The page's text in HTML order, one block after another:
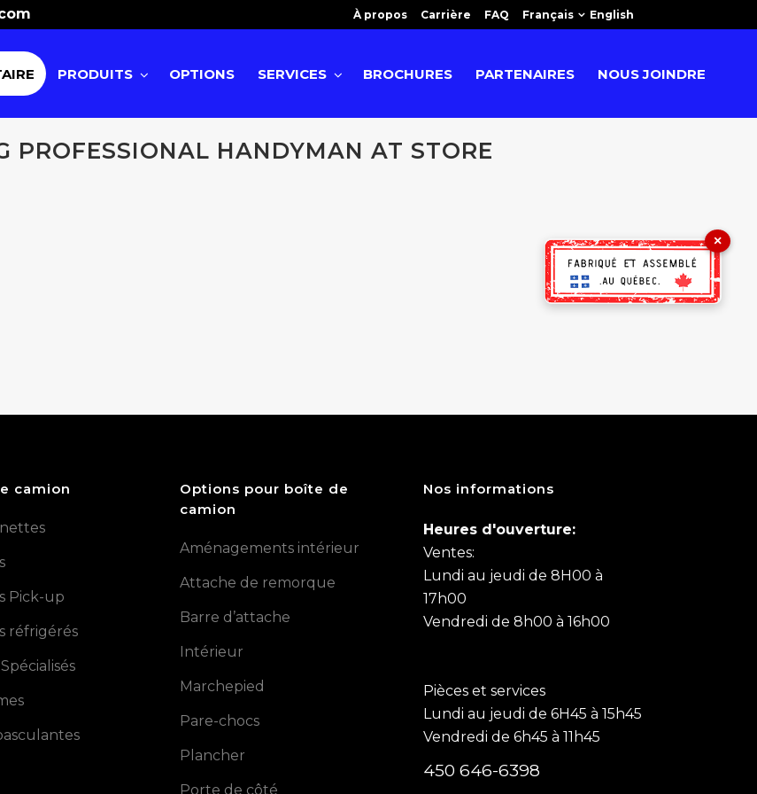
À propos Carrière FAQ Français English
PRODUITS OPTIONS SERVICES BROCHURES PARTENAIRES NOUS JOINDRE
PROFESSIONAL HANDYMAN AT STORE
camion
Pick-up
réfrigérés
Options pour boîte de
camion
Aménagements intérieur
Attache de remorque
Barre d’attache
Intérieur
Marchepied
Pare-chocs
Plancher
Porte de côté
Nos informations
Heures d'ouverture:
Ventes:
Lundi au jeudi de 8H00 à
17h00
Vendredi de 8h00 à 16h00
Pièces et services
Lundi au jeudi de 6H45 à 15h45
Vendredi de 6h45 à 11h45
450 646-6398
×